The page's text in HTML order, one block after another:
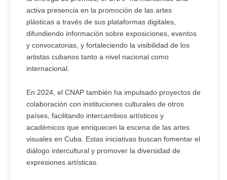
activa presencia en la promoción de las artes
plásticas a través de sus plataformas digitales,
difundiendo información sobre exposiciones, eventos
y convocatorias, y fortaleciendo la visibilidad de los
artistas cubanos tanto a nivel nacional como
internacional.
En 2024, el CNAP también ha impulsado proyectos de
colaboración con instituciones culturales de otros
países, facilitando intercambios artísticos y
académicos que enriquecen la escena de las artes
visuales en Cuba. Estas iniciativas buscan fomentar el
diálogo intercultural y promover la diversidad de
expresiones artísticas.